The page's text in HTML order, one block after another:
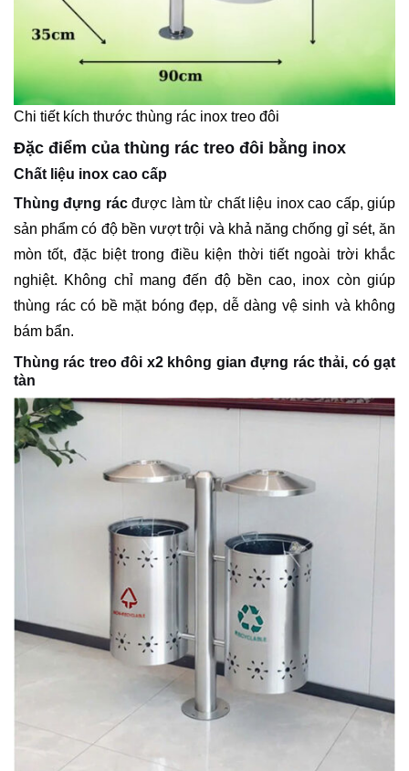
Chi tiết kích thước thùng rác inox treo đôi
Đặc điểm của thùng rác treo đôi bằng inox
Chất liệu inox cao cấp
Thùng đựng rácđược làm từ chất liệu inox cao cấp, giúp
sản phẩm có độ bền vượt trội và khả năng chống gỉ sét, ăn
mòn tốt, đặc biệt trong điều kiện thời tiết ngoài trời khắc
nghiệt. Không chỉ mang đến độ bền cao, inox còn giúp
thùng rác có bề mặt bóng đẹp, dễ dàng vệ sinh và không
bám bẩn.
Thùng rác treo đôi x2 không gian đựng rác thải, có gạt
tàn